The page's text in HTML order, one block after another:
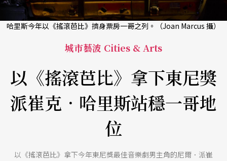
哈里斯今年以《搖滾芭比》擠身票房一哥之列。（Joan Marcus 攝）
城市藝波 Cities & Arts
以《搖滾芭比》拿下東尼獎
派崔克．哈里斯站穩一哥地
位
以《搖滾芭比》拿下今年東尼獎最佳音樂劇男主角的尼爾．派崔